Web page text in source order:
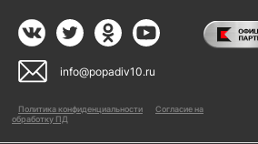
info@popadiv10.ru
Политика конфиденциальности
Согласие на
обработку ПД